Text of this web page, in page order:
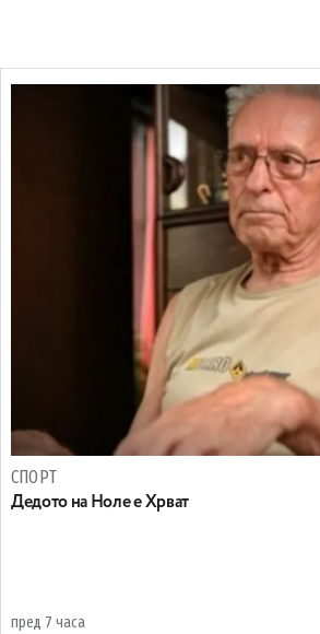
СПОРТ
Дедото на Ноле е Хрват
пред 7 часа